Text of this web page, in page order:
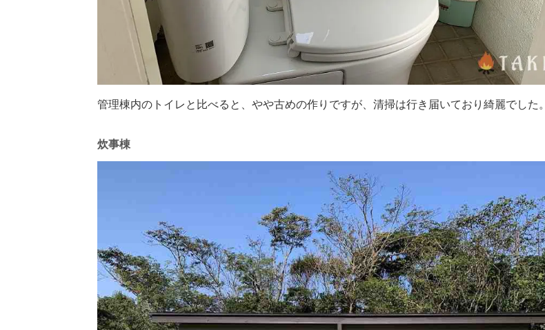
管理棟内のトイレと比べると、やや古めの作りですが、清掃は行き届いており綺麗でした。
炊事棟